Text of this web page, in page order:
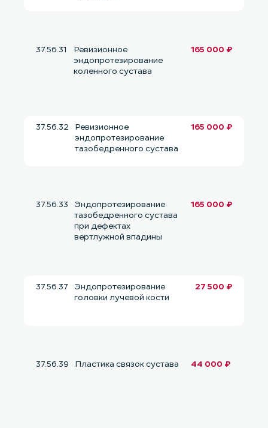
37.56.31
Ревизионное
эндопротезирование
коленного сустава
165 000 ₽
37.56.32
Ревизионное
эндопротезирование
тазобедренного сустава
165 000 ₽
37.56.33
Эндопротезирование
тазобедренного сустава
при дефектах
вертлужной впадины
165 000 ₽
37.56.37
Эндопротезирование
головки лучевой кости
27 500 ₽
37.56.39 Пластика связок сустава 44 000 ₽